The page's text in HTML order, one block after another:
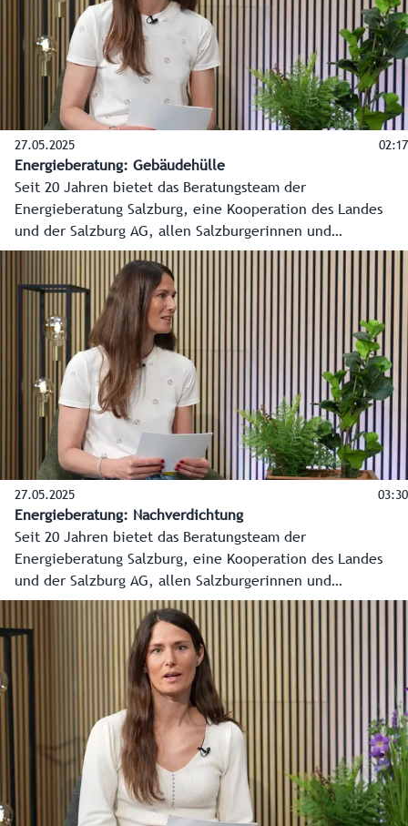
27.05.2025 02:17
Energieberatung: Gebäudehülle
Seit 20 Jahren bietet das Beratungsteam der
Energieberatung Salzburg, eine Kooperation des Landes
und der Salzburg AG, allen Salzburgerinnen und
Salzburgern kostenlose, produktneutrale und unabhängige
Beratung in allen Energiefragen an. In diesem Video erklärt
Energieberaterin Alessandra Holper Wichtiges zum Thema
Gebäudehülle und Wärmedämmung.
27.05.2025 03:30
Energieberatung: Nachverdichtung
Seit 20 Jahren bietet das Beratungsteam der
Energieberatung Salzburg, eine Kooperation des Landes
und der Salzburg AG, allen Salzburgerinnen und
Salzburgern kostenlose, produktneutrale und unabhängige
Beratung in allen Energiefragen an. In diesem Video erklärt
Energieberaterin Alessandra Holper Wichtiges rund um die
Nachverdichtung.